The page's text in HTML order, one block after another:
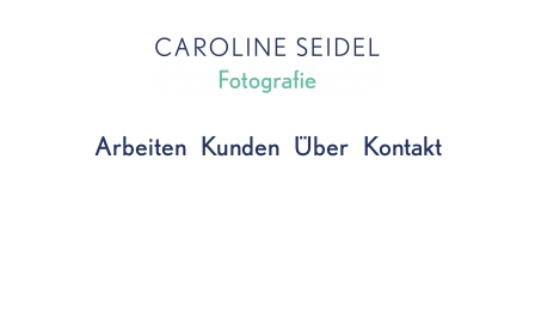
Arbeiten Kunden Über Kontakt